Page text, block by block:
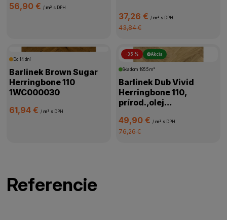
56,90 €/ m² s DPH
37,26 € / m² s DPH
43,84 €
Do 14 dní
Barlinek Brown Sugar
Herringbone 110
1WC000030
61,94 €/ m² s DPH
-35 % Akcia
Skladom 195.5 m²
Barlinek Dub Vivid
Herringbone 110,
prírod.,olej
mikro,1WC000058
49,90 € / m² s DPH
76,26 €
Referencie